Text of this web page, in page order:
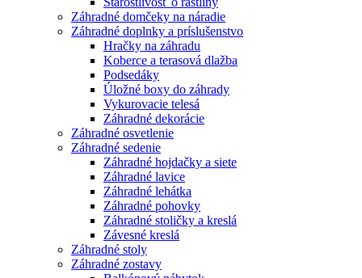
Záhradné domčeky na náradie
Záhradné doplnky a príslušenstvo
Hračky na záhradu
Koberce a terasová dlažba
Podsedáky
Úložné boxy do záhrady
Vykurovacie telesá
Záhradné dekorácie
Záhradné osvetlenie
Záhradné sedenie
Záhradné hojdačky a siete
Záhradné lavice
Záhradné lehátka
Záhradné pohovky
Záhradné stoličky a kreslá
Závesné kreslá
Záhradné stoly
Záhradné zostavy